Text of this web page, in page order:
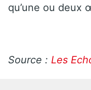
qu’une ou deux
Source : Les